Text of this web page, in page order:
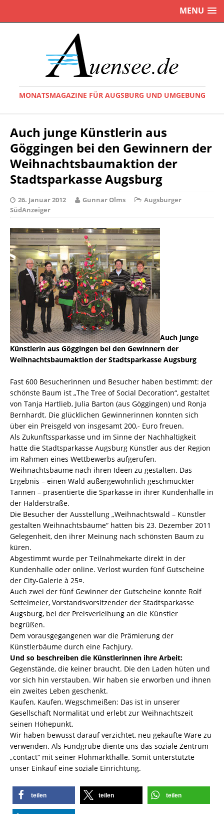
MENU
MONATSMAGAZINE FÜR AUGSBURG UND UMGEBUNG
Auch junge Künstlerin aus
Göggingen bei den Gewinnern der
Weihnachtsbaumaktion der
Stadtsparkasse Augsburg
26. Januar 2012 Gunnar Olms
Augsburger
SüdAnzeiger
Auch junge
Künstlerin aus Göggingen bei den Gewinnern der
Weihnachtsbaumaktion der Stadtsparkasse Augsburg
Fast 600 Besucherinnen und Besucher haben bestimmt: der
schönste Baum ist „The Tree of Social Decoration“, gestaltet
von Tanja Hartlieb, Julia Barton (aus Göggingen) und Ronja
Bernhardt. Die glücklichen Gewinnerinnen konnten sich
über ein Preisgeld von insgesamt 200,- Euro freuen.
Als Zukunftssparkasse und im Sinne der Nachhaltigkeit
hatte die Stadtsparkasse Augsburg Künstler aus der Region
im Rahmen eines Wettbewerbs aufgerufen,
Weihnachtsbäume nach ihren Ideen zu gestalten. Das
Ergebnis – einen Wald außergewöhnlich geschmückter
Tannen – präsentierte die Sparkasse in ihrer Kundenhalle in
der Halderstraße.
Die Besucher der Ausstellung „Weihnachtswald – Künstler
gestalten Weihnachtsbäume“ hatten bis 23. Dezember 2011
Gelegenheit, den ihrer Meinung nach schönsten Baum zu
küren.
Abgestimmt wurde per Teilnahmekarte direkt in der
Kundenhalle oder online. Verlost wurden fünf Gutscheine
der City-Galerie à 25¤.
Auch zwei der fünf Gewinner der Gutscheine konnte Rolf
Settelmeier, Vorstandsvorsitzender der Stadtsparkasse
Augsburg, bei der Preisverleihung an die Künstler
begrüßen.
Dem vorausgegangenen war die Prämierung der
Künstlerbäume durch eine Fachjury.
Und so beschreiben die Künstlerinnen ihre Arbeit:
Gegenstände, die keiner braucht. Die den Laden hüten und
vor sich hin verstauben. Wir haben sie erworben und ihnen
ein zweites Leben geschenkt.
Kaufen, Kaufen, Wegschmeißen: Das ist in unserer
Gesellschaft Normalität und erlebt zur Weihnachtszeit
seinen Höhepunkt.
Wir haben bewusst darauf verzichtet, neu gekaufte Ware zu
verwenden. Als Fundgrube diente uns das soziale Zentrum
„contact“ mit seiner Flohmarkthalle. Somit unterstützte
unser Einkauf eine soziale Einrichtung.
teilen teilen teilen